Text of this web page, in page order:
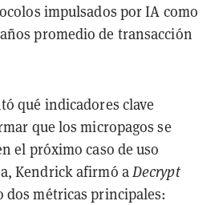
impulsados por IA como
promedio de transacción
qué indicadores clave
que los micropagos se
el próximo caso de uso
Kendrick afirmó aDecrypt
dos métricas principales: